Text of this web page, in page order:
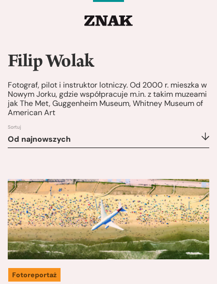
Filip Wolak
Fotograf, pilot i instruktor lotniczy. Od 2000 r. mieszka w
Nowym Jorku, gdzie współpracuje m.in. z takim muzeami
jak The Met, Guggenheim Museum, Whitney Museum of
American Art
Sortuj
Od najnowszych
Fotoreportaż